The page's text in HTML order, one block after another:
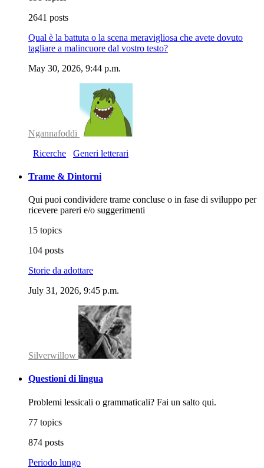
2641 posts
Qual è la battuta o la scena meravigliosa che avete dovuto
tagliare a malincuore dal vostro testo?
May 30, 2026, 9:44 p.m.
Ngannafoddi
Ricerche
Generi letterari
Trame & Dintorni
Qui puoi condividere trame concluse o in fase di sviluppo per
ricevere pareri e/o suggerimenti
15 topics
104 posts
Storie da adottare
July 31, 2026, 9:45 p.m.
Silverwillow
Questioni di lingua
Problemi lessicali o grammaticali? Fai un salto qui.
77 topics
874 posts
Periodo lungo